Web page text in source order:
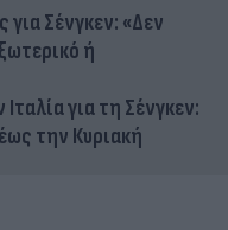
για Σένγκεν: «Δεν
ή
για τη Σένγκεν:
την Κυριακή